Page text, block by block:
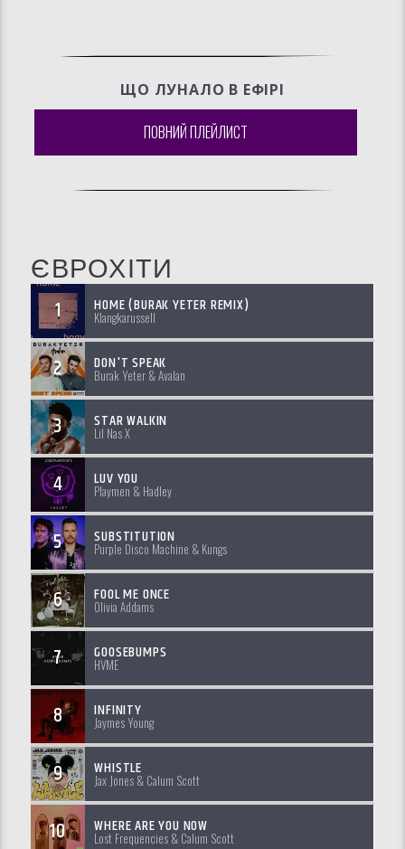
ЩО ЛУНАЛО В ЕФIРI
ПОВНИЙ ПЛЕЙЛИСТ
ЄВРОХІТИ
1 HOME (BURAK YETER REMIX)
Klangkarussell
2 DON'T SPEAK
Burak Yeter & Avalan
3 STAR WALKIN
Lil Nas X
4 LUV YOU
Playmen & Hadley
5 SUBSTITUTION
Purple Disco Machine & Kungs
6 FOOL ME ONCE
Olivia Addams
7 GOOSEBUMPS
HVME
8 INFINITY
Jaymes Young
9 WHISTLE
Jax Jones & Calum Scott
10 WHERE ARE YOU NOW
Lost Frequencies & Calum Scott